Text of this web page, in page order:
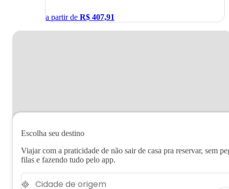
a partir de R$ 407,91
Escolha seu destino
Viajar com a praticidade de não sair de casa pra reservar, sem
filas e fazendo tudo pelo app.